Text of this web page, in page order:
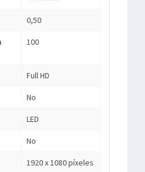
0,50
100
Full HD
No
LED
No
1920 x 1080 píxeles